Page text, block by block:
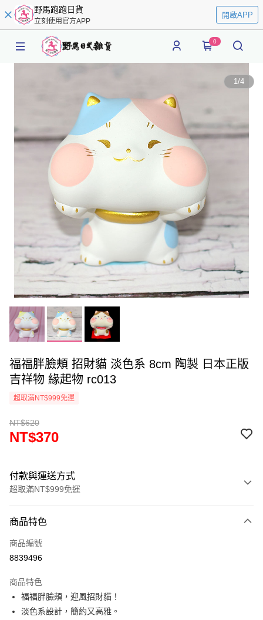
野馬跑跑日貨
立刻使用官方APP
開啟APP
0
1/4
福福胖臉頰 招財貓 淡色系 8cm 陶製 日本正版
吉祥物 緣起物 rc013
超取滿NT$999免運
NT$620
NT$370
付款與運送方式
超取滿NT$999免運
信用卡一次付款
信用卡分期付款
合作金庫商業銀行
華南商業銀行
上海商業儲蓄銀行
超商取貨付款
LINE Pay
商品特色
商品編號
8839496
商品特色
福福胖臉頰，迎風招財貓！
淡色系設計，簡約又高雅。